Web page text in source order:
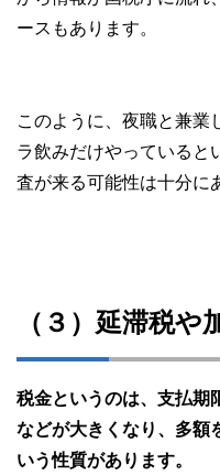
ースもあります。
このように、夜職と兼業
ラ飲みだけやっていると
査が来る可能性は十分に
（３）延滞税や
税金というのは、支払期
などが大きくなり、多額
いう性質があります。